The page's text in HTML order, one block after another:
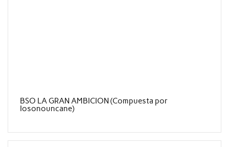
BSO LA GRAN AMBICION (Compuesta por
Iosonouncane)